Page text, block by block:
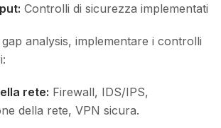
Controlli di sicurezza implementati
analysis, implementare i controlli
rete: Firewall, IDS/IPS,
della rete, VPN sicura.